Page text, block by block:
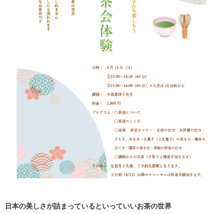
日本の美しさが詰まっているといっていいお茶の世界